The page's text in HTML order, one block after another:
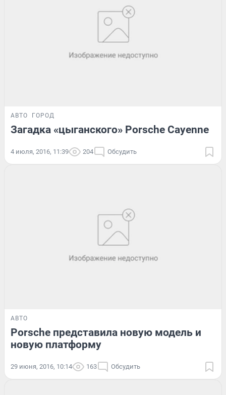
АВТО ГОРОД
Загадка «цыганского» Porsche Cayenne
4 июля, 2016, 11:39 204 Обсудить
АВТО
Porsche представила новую модель и
новую платформу
29 июня, 2016, 10:14 163 Обсудить